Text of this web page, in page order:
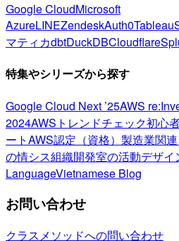
Google CloudMicrosoft
AzureLINEZendeskAuth0Tableau
マティカdbtDuckDBCloudflare
特集やシリーズから探す
Google Cloud Next ’25AWS
2024AWSトレンドチェック初心
ートAWS認定（資格） 製造業関連
の情シス組織開発室の活動デザイ
LanguageVietnamese Blog
お問い合わせ
クラスメソッドへの問い合わせ